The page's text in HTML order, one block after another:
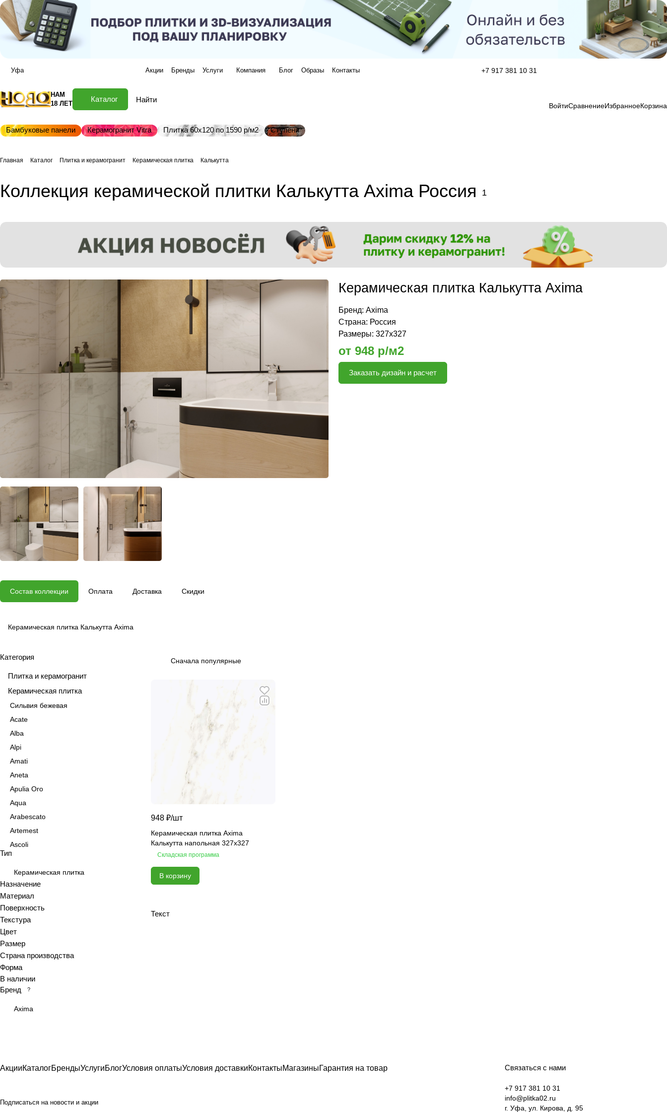
Уфа Акции Бренды Услуги Компания Блог Образы Контакты +7 917 381 10 31
НАМ
18 ЛЕТ
Каталог
ВойтиСравнениеИзбранноеКорзина
Бамбуковые панели Керамогранит Vitra Плитка 60х120 по 1590 р/м2 Ступени
Главная Каталог Плитка и керамогранит Керамическая плитка Калькутта
Коллекция керамической плитки Калькутта Axima Россия 1
Керамическая плитка Калькутта Axima
Бренд: Axima
Страна: Россия
Размеры: 327x327
от 948 р/м2
Заказать дизайн и расчет
Состав коллекции Оплата Доставка Скидки
Керамическая плитка Калькутта Axima
Сначала популярные
948 ₽/шт
Керамическая плитка Axima
Калькутта напольная 327x327
Складская программа
В корзину
Текст
Категория
Плитка и керамогранит
Керамическая плитка
Сильвия бежевая
Acate
Alba
Alpi
Amati
Aneta
Apulia Oro
Aqua
Arabescato
Artemest
Ascoli
Aspen
Astrid
Atlas
Azolla
Bianca
Bricks
Brooklyn
Calacatta
Calacatta Fantasy
Calacatta Grey
Calypso
Celia
Тип
Керамическая плитка
Назначение
Материал
Поверхность
Текстура
Цвет
Размер
Страна производства
Форма
В наличии
Бренд
?
Axima
АкцииКаталогБрендыУслугиБлогУсловия оплатыУсловия доставкиКонтактыМагазиныГарантия на товар
Подписаться на новости и акции
Связаться с нами
+7 917 381 10 31
info@plitka02.ru
г. Уфа, ул. Кирова, д. 95